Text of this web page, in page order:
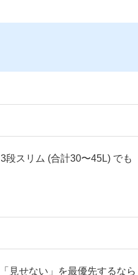
段スリム (合計30〜45L) でも
見せない」を最優先するなら